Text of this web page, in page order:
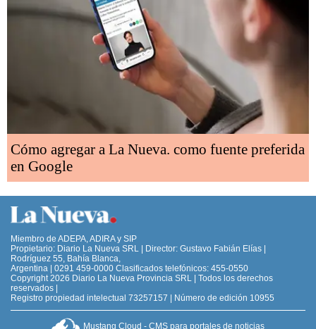
Cómo agregar a La Nueva. como fuente preferida
en Google
Miembro de ADEPA, ADIRA y SIP
Propietario: Diario La Nueva SRL | Director: Gustavo Fabián Elías |
Rodríguez 55, Bahía Blanca,
Argentina | 0291 459-0000 Clasificados telefónicos: 455-0550
Copyright 2026 Diario La Nueva Provincia SRL | Todos los derechos
reservados |
Registro propiedad intelectual 73257157 | Número de edición 10955
Mustang Cloud - CMS para portales de noticias